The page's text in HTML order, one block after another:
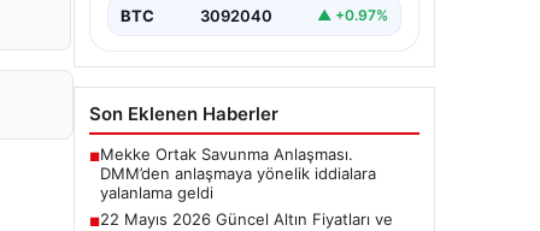
BTC 3092040 ▲ +0.97%
Son Eklenen Haberler
■Mekke Ortak Savunma Anlaşması.
DMM’den anlaşmaya yönelik iddialara
yalanlama geldi
■22 Mayıs 2026 Güncel Altın Fiyatları ve